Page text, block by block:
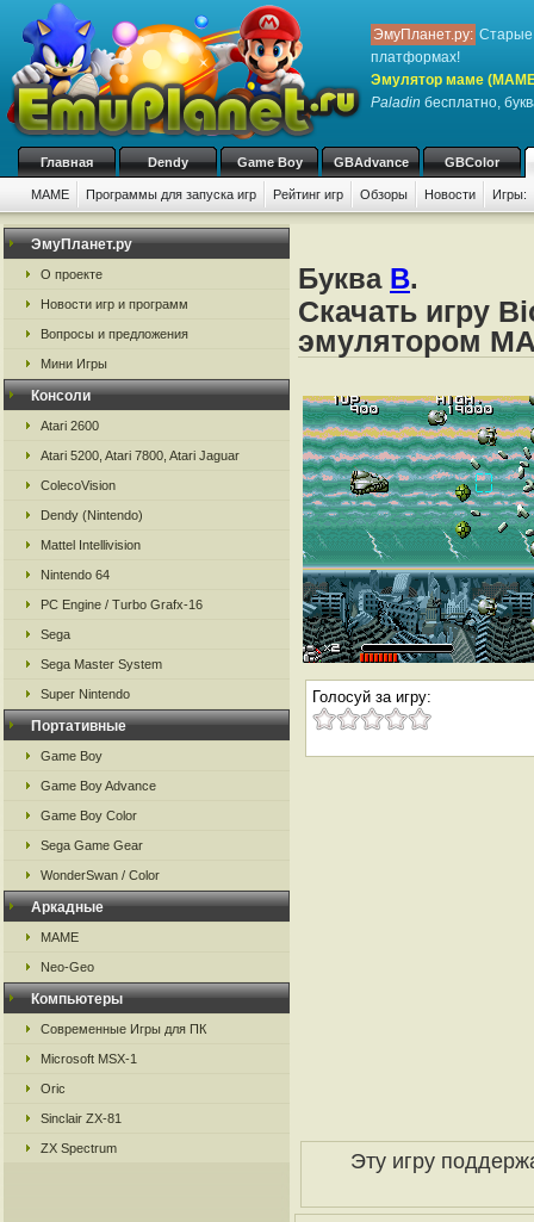
ЭмуПланет.ру: Старые
платформах!
Эмулятор маме
Paladin бесплатно,
Главная Dendy Game Boy GBAdvance GBColor
MAME Программы для запуска игр Рейтинг игр Обзоры Новости Игры:
ЭмуПланет.ру
О проекте
Новости игр и программ
Вопросы и предложения
Мини Игры
Консоли
Atari 2600
Atari 5200, Atari 7800, Atari Jaguar
ColecoVision
Dendy (Nintendo)
Mattel Intellivision
Nintendo 64
PC Engine / Turbo Grafx-16
Sega
Sega Master System
Super Nintendo
Портативные
Game Boy
Game Boy Advance
Game Boy Color
Sega Game Gear
WonderSwan / Color
Аркадные
MAME
Neo-Geo
Компьютеры
Современные Игры для ПК
Microsoft MSX-1
Oric
Sinclair ZX-81
ZX Spectrum
Буква B.
Скачать игру
эмулятором
Голосуй за игру:
Эту игру